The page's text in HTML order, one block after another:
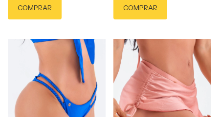
COMPRAR COMPRAR